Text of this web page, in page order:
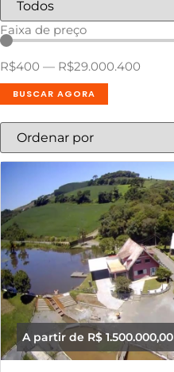
Faixa de preço
R$400 — R$29.000.400
BUSCAR AGORA
A partir de R$ 1.500.000,00